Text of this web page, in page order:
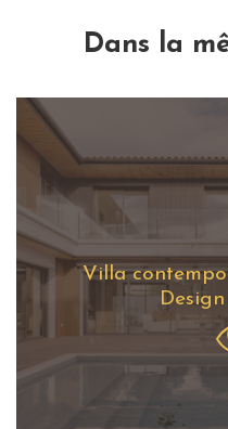
Dans la
Villa